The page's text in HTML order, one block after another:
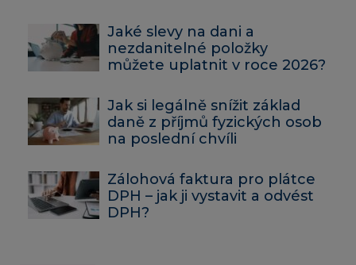
Jaké slevy na dani a
nezdanitelné položky
můžete uplatnit v roce 2026?
Jak si legálně snížit základ
daně z příjmů fyzických osob
na poslední chvíli
Zálohová faktura pro plátce
DPH – jak ji vystavit a odvést
DPH?